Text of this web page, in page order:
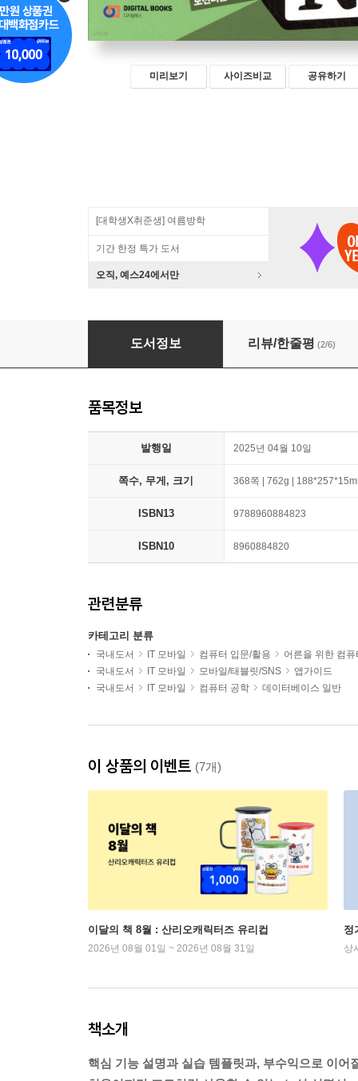
미리보기 사이즈비교 공유하기
[대학생X취준생] 여름방학
기간 한정 특가 도서
오직, 예스24에서만
처음이지만 프로처럼 쓰는 노션(Notion)
도서정보 리뷰/한줄평 (2/6)
품목정보
발행일 2025년 04월 10일
쪽수, 무게, 크기 368쪽 | 762g |
ISBN13 9788960884823
ISBN10 8960884820
관련분류
카테고리 분류
국내도서 IT 모바일 컴퓨터 입문/활용
어른을 위한 컴퓨
국내도서
IT 모바일 모바일/태블릿/SNS
앱가이드
국내도서
IT 모바일 컴퓨터 공학 데이터베이스 일반
이 상품의 이벤트 (7개)
이달의 책 8월 : 산리오캐릭터즈 유리컵
2026년 08월 01일 ~ 2026년 08월 31일
정
상
책소개
핵심 기능 설명과 실습 템플릿과, 부수익으로 이어